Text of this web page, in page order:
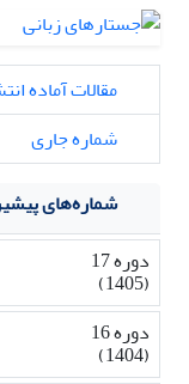
مقالات آماده
شماره جاری
شماره‌های
دوره 17
(1405)
دوره 16
(1404)